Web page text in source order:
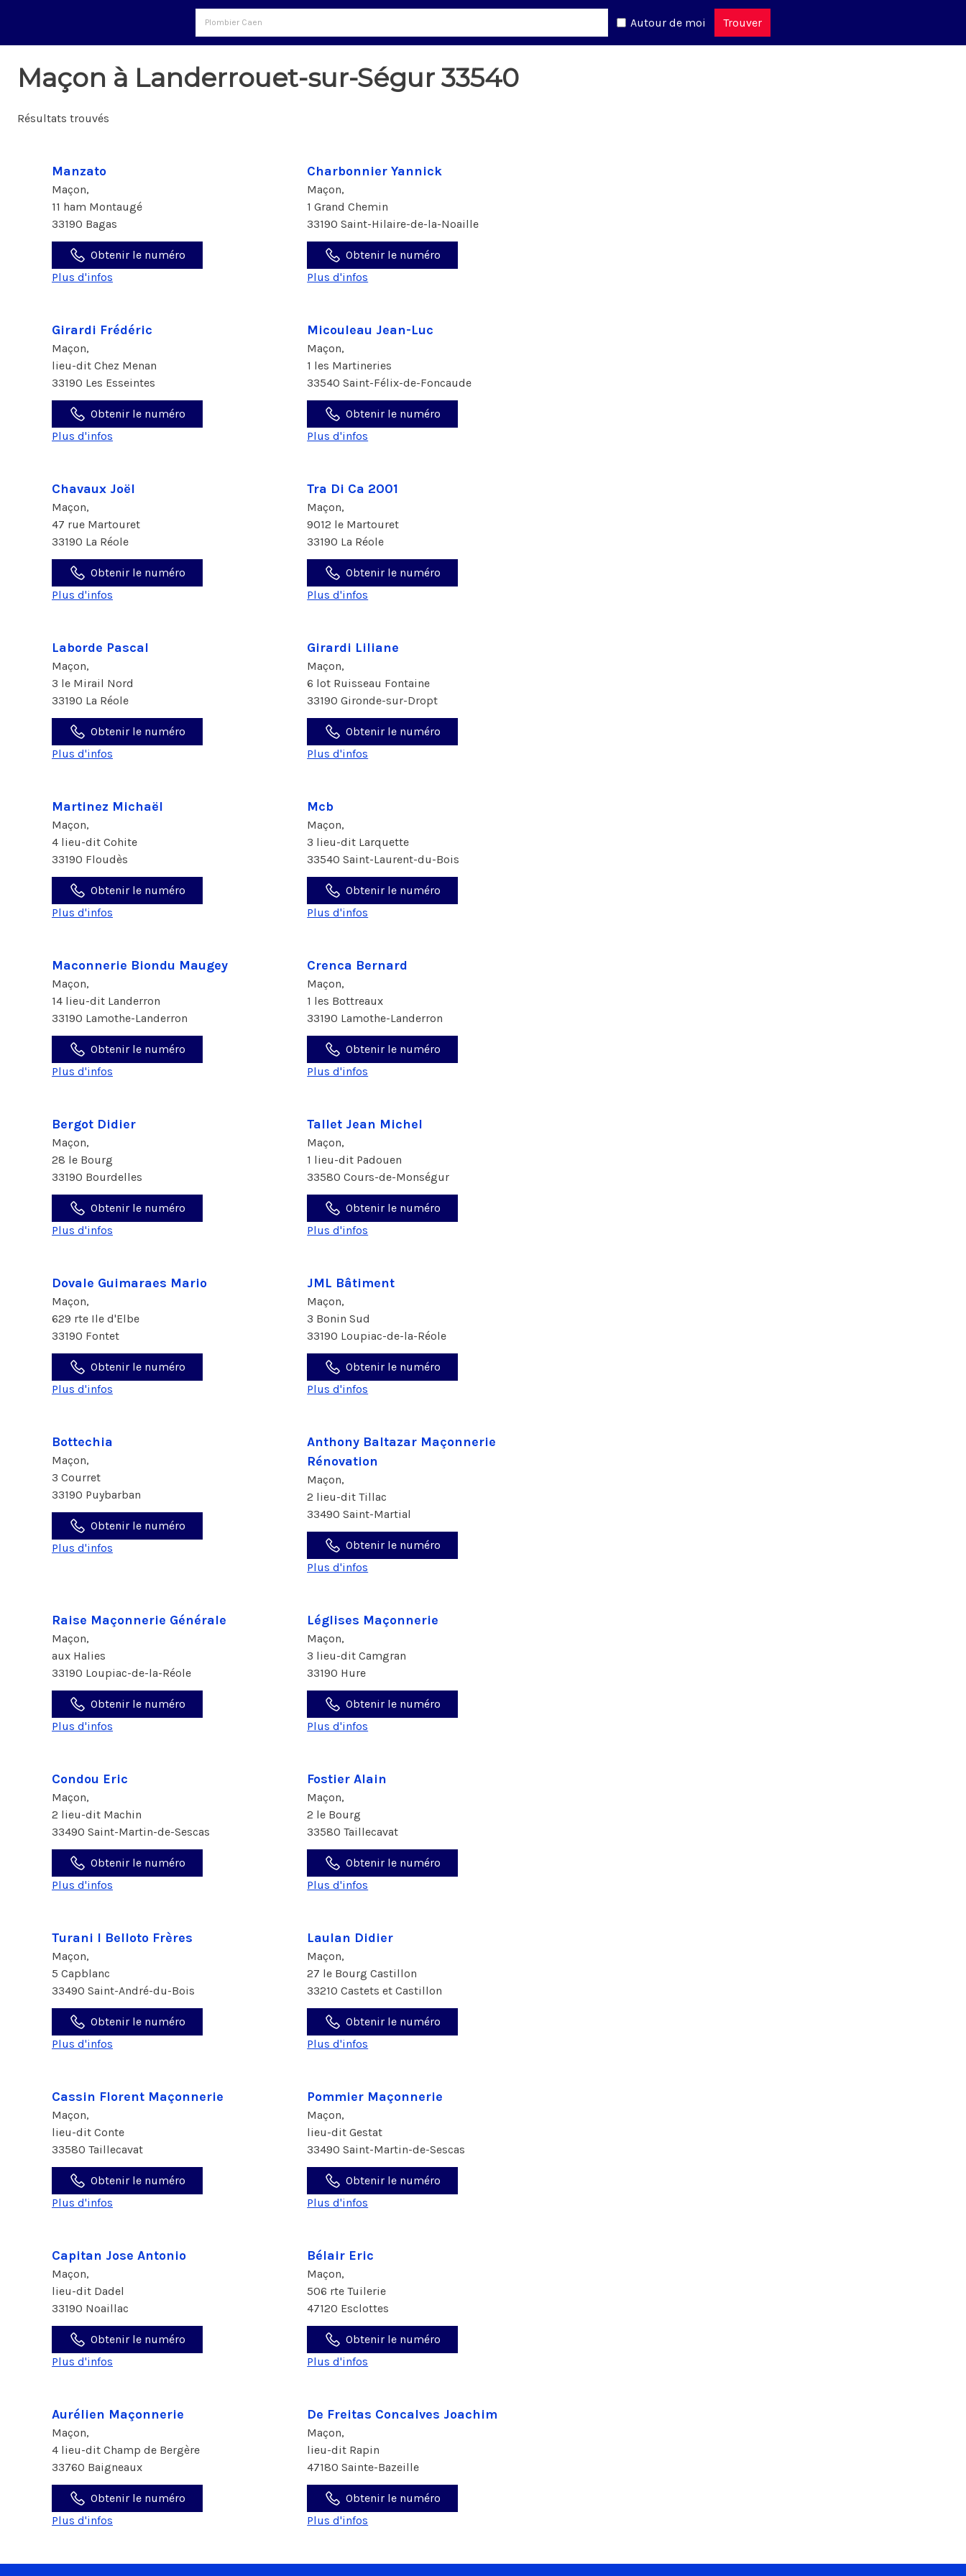
Autour de moi Trouver
Maçon à Landerrouet-sur-Ségur 33540
Résultats trouvés
Manzato
Maçon,
11 ham Montaugé
33190 Bagas
Obtenir le numéro
Plus d'infos
Charbonnier Yannick
Maçon,
1 Grand Chemin
33190 Saint-Hilaire-de-la-Noaille
Obtenir le numéro
Plus d'infos
Girardi Frédéric
Maçon,
lieu-dit Chez Menan
33190 Les Esseintes
Obtenir le numéro
Plus d'infos
Micouleau Jean-Luc
Maçon,
1 les Martineries
33540 Saint-Félix-de-Foncaude
Obtenir le numéro
Plus d'infos
Chavaux Joël
Maçon,
47 rue Martouret
33190 La Réole
Obtenir le numéro
Plus d'infos
Tra Di Ca 2001
Maçon,
9012 le Martouret
33190 La Réole
Obtenir le numéro
Plus d'infos
Laborde Pascal
Maçon,
3 le Mirail Nord
33190 La Réole
Obtenir le numéro
Plus d'infos
Girardi Liliane
Maçon,
6 lot Ruisseau Fontaine
33190 Gironde-sur-Dropt
Obtenir le numéro
Plus d'infos
Martinez Michaël
Maçon,
4 lieu-dit Cohite
33190 Floudès
Obtenir le numéro
Plus d'infos
Mcb
Maçon,
3 lieu-dit Larquette
33540 Saint-Laurent-du-Bois
Obtenir le numéro
Plus d'infos
Maconnerie Biondu Maugey
Maçon,
14 lieu-dit Landerron
33190 Lamothe-Landerron
Obtenir le numéro
Plus d'infos
Crenca Bernard
Maçon,
1 les Bottreaux
33190 Lamothe-Landerron
Obtenir le numéro
Plus d'infos
Bergot Didier
Maçon,
28 le Bourg
33190 Bourdelles
Obtenir le numéro
Plus d'infos
Tallet Jean Michel
Maçon,
1 lieu-dit Padouen
33580 Cours-de-Monségur
Obtenir le numéro
Plus d'infos
Dovale Guimaraes Mario
Maçon,
629 rte Ile d'Elbe
33190 Fontet
Obtenir le numéro
Plus d'infos
JML Bâtiment
Maçon,
3 Bonin Sud
33190 Loupiac-de-la-Réole
Obtenir le numéro
Plus d'infos
Bottechia
Maçon,
3 Courret
33190 Puybarban
Obtenir le numéro
Plus d'infos
Anthony Baltazar Maçonnerie
Rénovation
Maçon,
2 lieu-dit Tillac
33490 Saint-Martial
Obtenir le numéro
Plus d'infos
Raise Maçonnerie Générale
Maçon,
aux Halies
33190 Loupiac-de-la-Réole
Obtenir le numéro
Plus d'infos
Léglises Maçonnerie
Maçon,
3 lieu-dit Camgran
33190 Hure
Obtenir le numéro
Plus d'infos
Condou Eric
Maçon,
2 lieu-dit Machin
33490 Saint-Martin-de-Sescas
Obtenir le numéro
Plus d'infos
Fostier Alain
Maçon,
2 le Bourg
33580 Taillecavat
Obtenir le numéro
Plus d'infos
Turani I Belloto Frères
Maçon,
5 Capblanc
33490 Saint-André-du-Bois
Obtenir le numéro
Plus d'infos
Laulan Didier
Maçon,
27 le Bourg Castillon
33210 Castets et Castillon
Obtenir le numéro
Plus d'infos
Cassin Florent Maçonnerie
Maçon,
lieu-dit Conte
33580 Taillecavat
Obtenir le numéro
Plus d'infos
Pommier Maçonnerie
Maçon,
lieu-dit Gestat
33490 Saint-Martin-de-Sescas
Obtenir le numéro
Plus d'infos
Capitan Jose Antonio
Maçon,
lieu-dit Dadel
33190 Noaillac
Obtenir le numéro
Plus d'infos
Bélair Eric
Maçon,
506 rte Tuilerie
47120 Esclottes
Obtenir le numéro
Plus d'infos
Aurélien Maçonnerie
Maçon,
4 lieu-dit Champ de Bergère
33760 Baigneaux
Obtenir le numéro
Plus d'infos
De Freitas Concalves Joachim
Maçon,
lieu-dit Rapin
47180 Sainte-Bazeille
Obtenir le numéro
Plus d'infos